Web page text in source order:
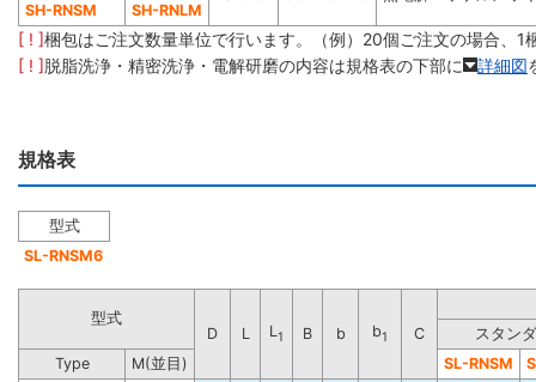
SH-RNSM
SH-RNLM
[ ! ]梱包はご注文数量単位で行います。（例）20個ご注文の場合、1
[ ! ]脱脂洗浄・精密洗浄・電解研磨の内容は規格表の下部に 詳細図
規格表
型式
SL-RNSM6
型式
D
L L 1 B b b1 C
スタン
Type
M(並目) SL-RNSM